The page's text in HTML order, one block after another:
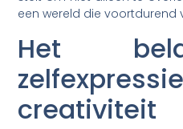
een wereld die voortdurend
Het
creativiteit